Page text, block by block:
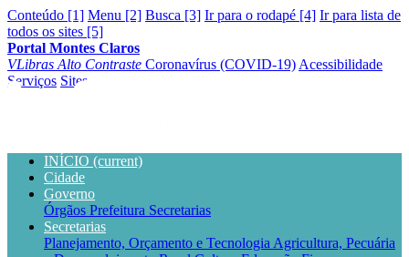
Conteúdo [1] Menu [2] Busca [3] Ir para o rodapé [4] Ir para lista de
todos os sites [5]
Portal Montes Claros
VLibras Alto Contraste Coronavírus (COVID-19) Acessibilidade
Serviços Sites
INÍCIO (current)
Cidade
Governo
Órgãos Prefeitura Secretarias
Secretarias
Planejamento, Orçamento e Tecnologia Agricultura, Pecuária